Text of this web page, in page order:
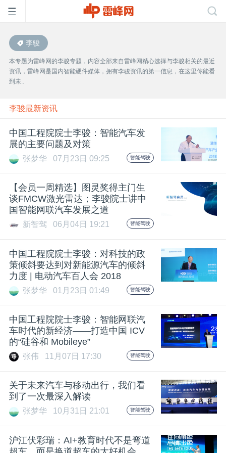
首
页
雷
峰
公
开
课
活
动
中
心
GAIR
专
李骏
本专题为雷峰网的李骏专题，内容全部来自雷峰网精心选择与李骏相关的最近
资讯，雷峰网是国内智能硬件媒体，拥有李骏资讯的第一信息，在这里你能看
到未..
李骏最新资讯
中国工程院院士李骏：智能汽车发
展的主要问题及对策
张梦华 07月23日 09:25 智能驾驶
【会员一周精选】图灵奖得主门生
谈FMCW激光雷达；李骏院士讲中
国智能网联汽车发展之道
新智驾 06月04日 19:21 智能驾驶
中国工程院院士李骏：对科技的政
策倾斜要达到对新能源汽车的倾斜
力度 | 电动汽车百人会 2018
张梦华 01月23日 01:49 智能驾驶
中国工程院院士李骏：智能网联汽
车时代的新经济——打造中国 ICV
的“硅谷和 Mobileye”
张伟 11月07日 17:30 智能驾驶
关于未来汽车与移动出行，我们看
到了一次最深入解读
张梦华 10月31日 21:01 智能驾驶
沪江伏彩瑞：AI+教育时代不是弯道